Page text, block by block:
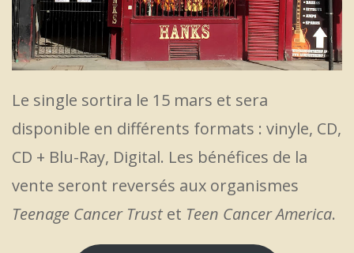
Le single sortira le 15 mars et sera
disponible en différents formats : vinyle, CD,
CD + Blu-Ray, Digital. Les bénéfices de la
vente seront reversés aux organismes
Teenage Cancer Trust et Teen Cancer America.